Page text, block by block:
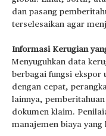
dan pasang
terselesaikan agar
Informasi Kerugian
Menyuguhkan data
berbagai fungsi ekspor
dengan cepat,
lainnya,
dokumen klaim.
manajemen biaya yang